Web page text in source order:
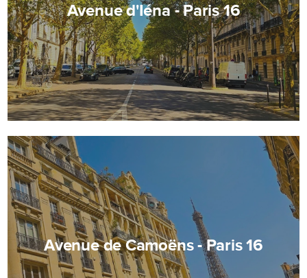
Avenue d'Iéna - Paris 16
Avenue de Camoëns - Paris 16